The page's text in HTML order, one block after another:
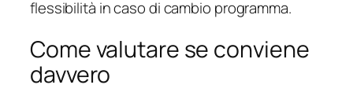
flessibilità in caso di cambio programma.
Come valutare se conviene
davvero